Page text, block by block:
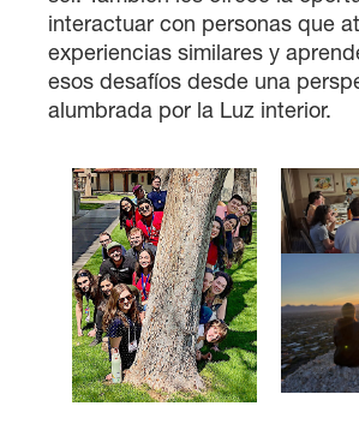
interactuar con personas que
experiencias similares y
esos desafíos desde una
alumbrada por la Luz interior.